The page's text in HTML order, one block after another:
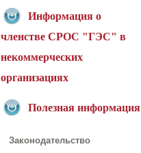
Информация о
членстве СРОС "ГЭС" в
некоммерческих
организациях
Полезная информация
Законодательство